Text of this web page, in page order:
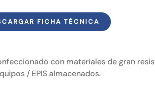
FICHA TÉCNICA
con materiales de gran
/ EPIS almacenados.